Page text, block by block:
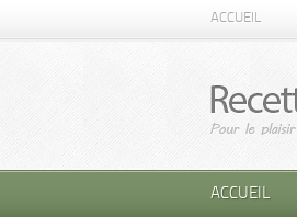
ACCUEIL
ACCUEIL